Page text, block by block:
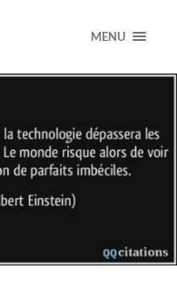
MENU